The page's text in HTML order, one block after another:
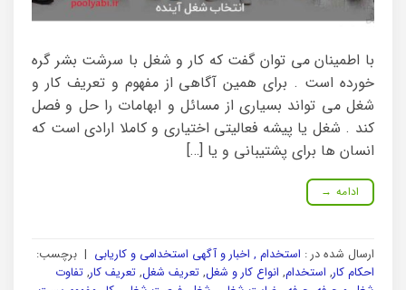
با اطمینان می توان گفت که کار و شغل با سرشت بشر گره
خورده است . برای همین آگاهی از مفهوم و تعریف کار و
شغل می تواند بسیاری از مسائل و ابهامات را حل و فصل
کند . شغل یا پیشه فعالیتی اختیاری و کاملا ارادی است که
انسان ها برای پشتیبانی و یا […]
ادامه →
ارسال شده در : استخدام , اخبار و آگهی استخدامی و کاریابی | برچسب:
احکام کار, استخدام, انواع کار و شغل, تعریف شغل, تعریف کار, تفاوت